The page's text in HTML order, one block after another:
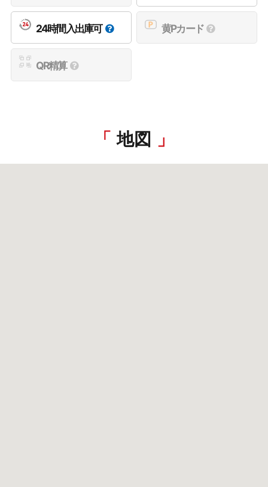
24時間入出庫可 黄Pカード
QR精算
地図